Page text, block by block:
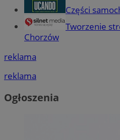
Części
Tworzenie
Chorzów
reklama
reklama
Ogłoszenia